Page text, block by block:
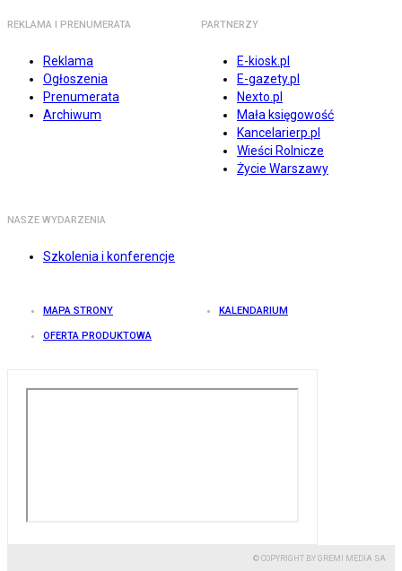
REKLAMA I PRENUMERATA
Reklama
Ogłoszenia
Prenumerata
Archiwum
PARTNERZY
E-kiosk.pl
E-gazety.pl
Nexto.pl
Mała księgowość
Kancelarierp.pl
Wieści Rolnicze
Życie Warszawy
NASZE WYDARZENIA
Szkolenia i konferencje
MAPA STRONY KALENDARIUM
OFERTA PRODUKTOWA
© COPYRIGHT BY GREMI MEDIA SA